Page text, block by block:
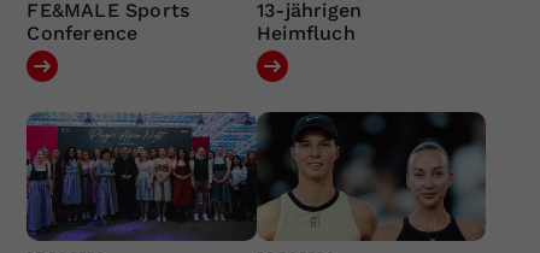
FE&MALE Sports
Conference
13-jährigen
Heimfluch